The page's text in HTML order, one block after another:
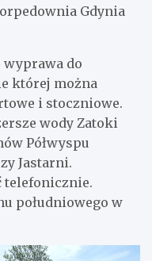
Gdynia
wyprawa do
której można
i stoczniowe.
wody Zatoki
Półwyspu
Jastarni.
telefonicznie.
południowego w